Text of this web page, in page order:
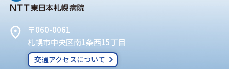
〒060-0061
札幌市中央区南1条西15丁目
交通アクセスについて